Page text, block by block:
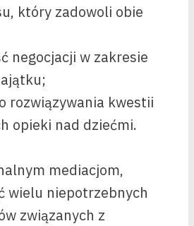
który zadowoli obie
negocjacji w zakresie
rozwiązywania kwestii
opieki nad dziećmi.
mediacjom,
wielu niepotrzebnych
związanych z